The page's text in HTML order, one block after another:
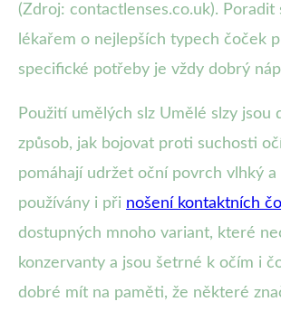
(Zdroj: contactlenses.co.uk). Poradit
lékařem o nejlepších typech čoček
specifické potřeby je vždy dobrý
Použití umělých slz Umělé slzy jsou
způsob, jak bojovat proti suchosti
pomáhají udržet oční povrch vlhký
používány i při nošení kontaktních
dostupných mnoho variant, které
konzervanty a jsou šetrné k očím i
dobré mít na paměti, že některé